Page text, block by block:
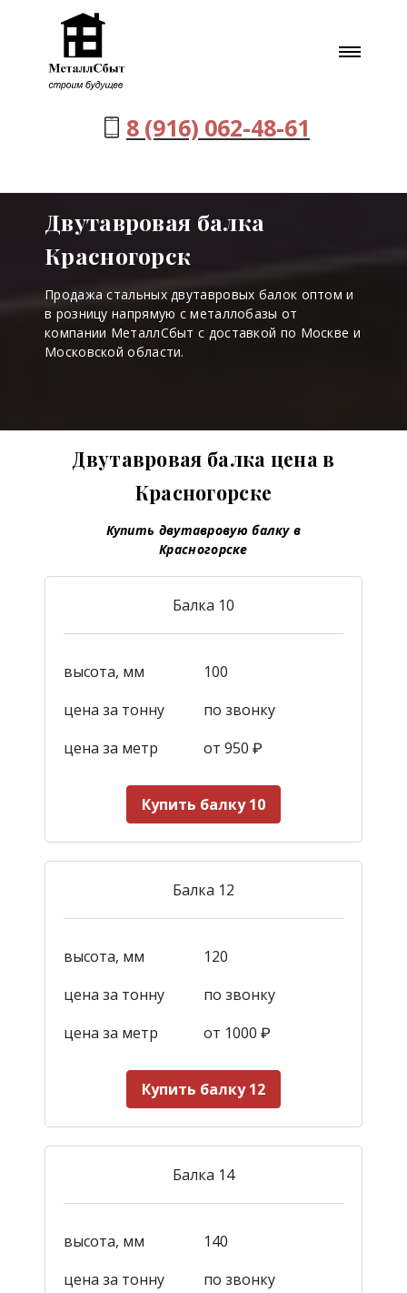
8 (916) 062-48-61
Двутавровая балка
Красногорск
Продажа стальных двутавровых балок оптом и
в розницу напрямую с металлобазы от
компании МеталлСбыт с доставкой по Москве и
Московской области.
Двутавровая балка цена в
Красногорске
Купить двутавровую балку в
Красногорске
Балка 10
высота, мм
100
цена за тонну
по звонку
цена за метр
от 950 ₽
Купить балку 10
Балка 12
высота, мм
120
цена за тонну
по звонку
цена за метр
от 1000 ₽
Купить балку 12
Балка 14
высота, мм
140
цена за тонну
по звонку